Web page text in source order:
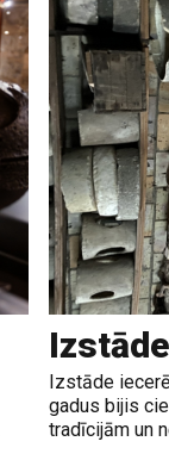
Izstāde
gadus bijis
tradīcijām un